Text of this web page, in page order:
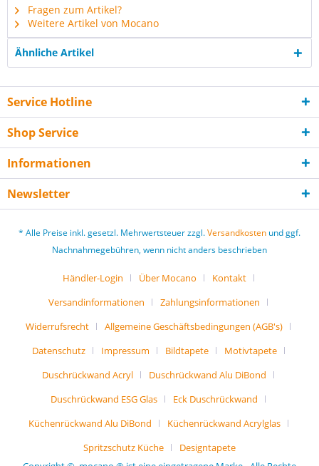
Fragen zum Artikel?
Weitere Artikel von Mocano
Ähnliche Artikel
Service Hotline
Shop Service
Informationen
Newsletter
* Alle Preise inkl. gesetzl. Mehrwertsteuer zzgl.Versandkosten und ggf.
Nachnahmegebühren, wenn nicht anders beschrieben
Händler-Login Über Mocano
Kontakt
Versandinformationen
Zahlungsinformationen
Widerrufsrecht
Allgemeine Geschäftsbedingungen (AGB's)
Datenschutz
Impressum Bildtapete
Motivtapete
Duschrückwand Acryl
Duschrückwand Alu DiBond
Duschrückwand ESG Glas
Eck Duschrückwand
Küchenrückwand Alu DiBond
Küchenrückwand Acrylglas
Spritzschutz Küche
Designtapete